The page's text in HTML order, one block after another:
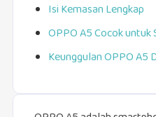
Isi Kemasan Lengkap
OPPO A5 Cocok untuk
Keunggulan OPPO A5